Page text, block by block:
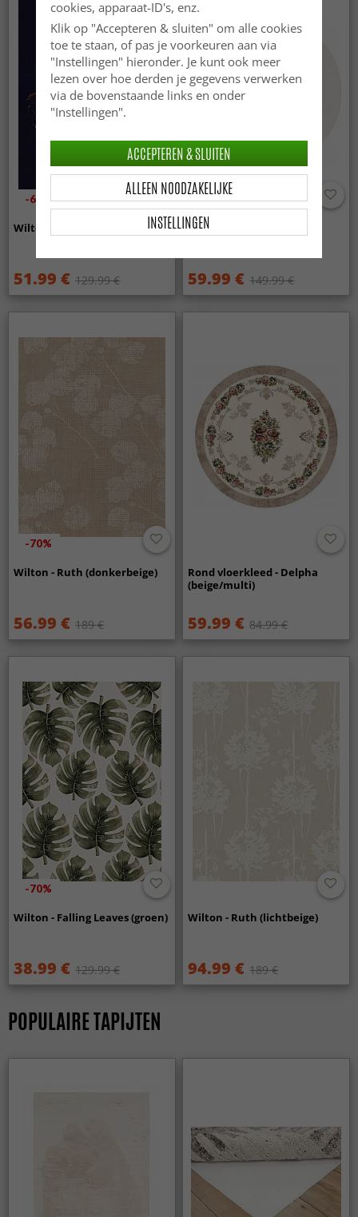
-60%
Wilton - Rich Flowers (multi)
51.99 € 129.99 €
-60%
Rond vloerkleed - Falling
Leaves (groen)
59.99 € 149.99 €
-70%
Wilton - Ruth (donkerbeige)
56.99 € 189 €
Rond vloerkleed - Delpha
(beige/multi)
59.99 € 84.99 €
-70%
Wilton - Falling Leaves (groen)
38.99 € 129.99 €
Wilton - Ruth (lichtbeige)
94.99 € 189 €
POPULAIRE TAPIJTEN
cookies, apparaat-ID's, enz.
Klik op "Accepteren & sluiten" om alle cookies
toe te staan, of pas je voorkeuren aan via
"Instellingen" hieronder. Je kunt ook meer
lezen over hoe derden je gegevens verwerken
via de bovenstaande links en onder
"Instellingen".
INSTELLINGEN
ALLEEN NOODZAKELIJKE
ACCEPTEREN & SLUITEN